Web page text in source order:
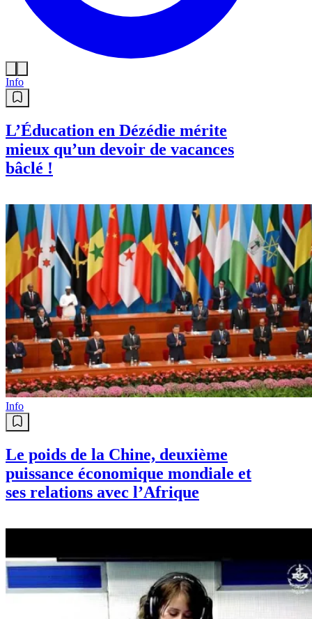
Info
L’Éducation en Dézédie mérite
mieux qu’un devoir de vacances
bâclé !
Info
Le poids de la Chine, deuxième
puissance économique mondiale et
ses relations avec l’Afrique